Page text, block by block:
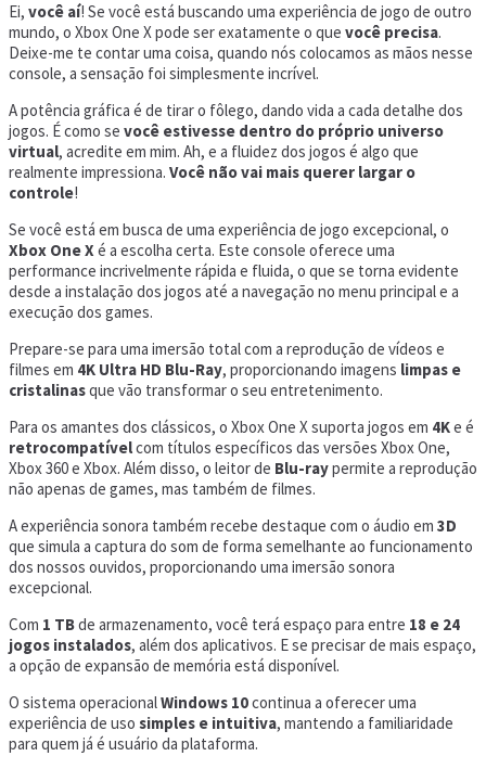
Ei, você aí! Se você está buscando uma experiência de jogo de outro
mundo, o Xbox One X pode ser exatamente o que você precisa.
Deixe-me te contar uma coisa, quando nós colocamos as mãos nesse
console, a sensação foi simplesmente incrível.
A potência gráfica é de tirar o fôlego, dando vida a cada detalhe dos
jogos. É como se você estivesse dentro do próprio universo
virtual, acredite em mim. Ah, e a fluidez dos jogos é algo que
realmente impressiona. Você não vai mais querer largar o
controle!
Se você está em busca de uma experiência de jogo excepcional, o
Xbox One X é a escolha certa. Este console oferece uma
performance incrivelmente rápida e fluida, o que se torna evidente
desde a instalação dos jogos até a navegação no menu principal e a
execução dos games.
Prepare-se para uma imersão total com a reprodução de vídeos e
filmes em 4K Ultra HD Blu-Ray, proporcionando imagens limpas e
cristalinasque vão transformar o seu entretenimento.
Para os amantes dos clássicos, o Xbox One X suporta jogos em 4Ke é
retrocompatívelcom títulos específicos das versões Xbox One,
Xbox 360 e Xbox. Além disso, o leitor de Blu-raypermite a reprodução
não apenas de games, mas também de filmes.
A experiência sonora também recebe destaque com o áudio em 3D
que simula a captura do som de forma semelhante ao funcionamento
dos nossos ouvidos, proporcionando uma imersão sonora
excepcional.
Com 1 TBde armazenamento, você terá espaço para entre 18 e 24
jogos instalados, além dos aplicativos. E se precisar de mais espaço,
a opção de expansão de memória está disponível.
O sistema operacionalWindows 10continua a oferecer uma
experiência de uso simples e intuitiva, mantendo a familiaridade
para quem já é usuário da plataforma.